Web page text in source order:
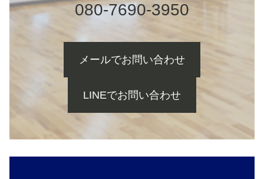
080-7690-3950
メールでお問い合わせ
LINEでお問い合わせ